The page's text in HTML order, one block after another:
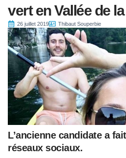
vert en Vallée de
26 juillet 2019 Thibaut Souperbie
L’ancienne candidate a
réseaux sociaux.